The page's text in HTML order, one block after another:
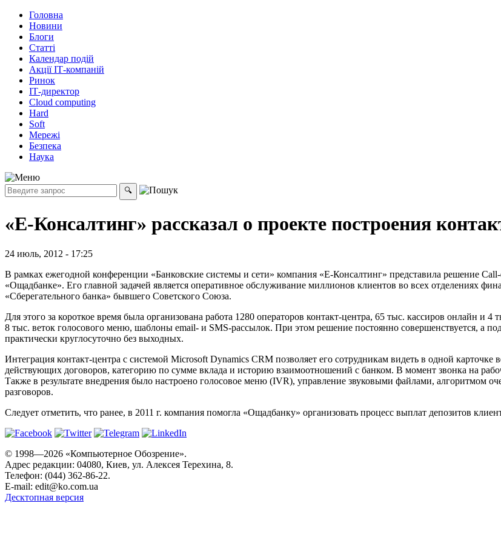
Головна
Новини
Блоги
Статті
Календар подій
Акції ІТ-компаній
Ринок
ІТ-директор
Cloud computing
Hard
Soft
Мережі
Безпека
Наука
«Е-Консалтинг» рассказал о проекте построения
24 июль, 2012 - 17:25
В рамках ежегодной конференции «Банковские системы и сети» компания «Е-Консалтинг» представила решение
«Ощадбанке». Его главной задачей является оперативное обслуживание миллионов клиентов во всех отделениях
«Сберегательного банка» бывшего Советского Союза.
Для этого за короткое время была организована работа 1280 операторов контакт-центра, 65 тыс. кассиров онлайн и
8 тыс. веток голосового меню, шаблоны email- и SMS-рассылок. При этом решение постоянно совершенствуется, а
практически круглосуточно без выходных.
Интеграция контакт-центра с системой Microsoft Dynamics CRM позволяет его сотрудникам видеть в одной
действующих договоров, категорию по сумме вклада и историю взаимоотношений с банком. В момент звонка на
Также в результате внедрения было настроено голосовое меню (IVR), управление звуковыми файлами, алгоритмом
разговоров.
Следует отметить, что ранее, в 2011 г. компания помогла «Ощадбанку» организовать процесс выплат депозитов
© 1998—2026 «Компьютерное Обозрение».
Адрес редакции: 04080, Киев, ул. Алексея Терехина, 8.
Телефон: (044) 362-86-22.
E-mail: edit@ko.com.ua
Десктопная версия